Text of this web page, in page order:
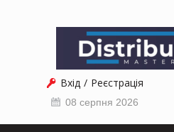
Вхід Реєстрація
08 серпня 2026